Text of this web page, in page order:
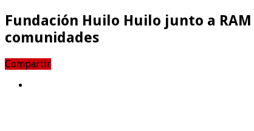
Fundación Huilo Huilo junto a
comunidades
Compartir